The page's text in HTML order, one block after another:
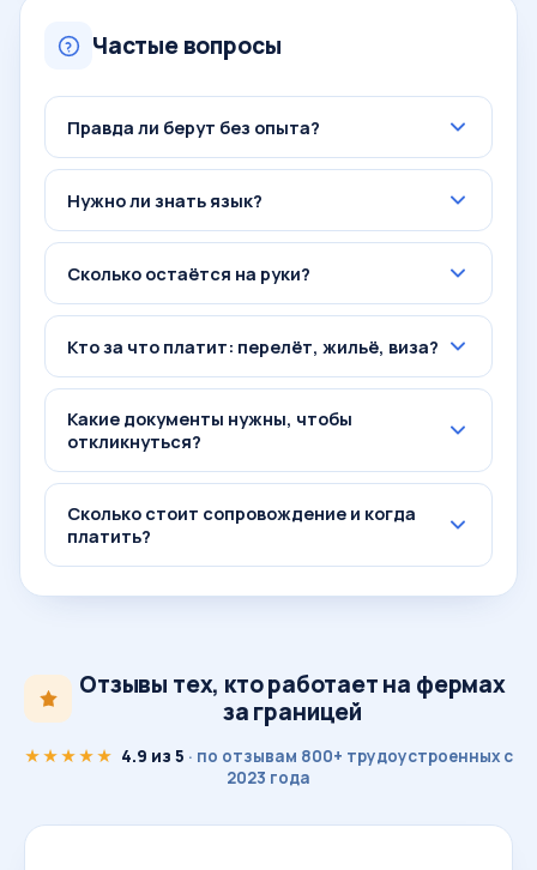
Частые вопросы
Правда ли берут без опыта?
Нужно ли знать язык?
Сколько остаётся на руки?
Кто за что платит: перелёт, жильё, виза?
Какие документы нужны, чтобы
откликнуться?
Сколько стоит сопровождение и когда
платить?
Отзывы тех, кто работает на фермах
за границей
★★★★★ 4.9 из 5 · по отзывам 800+ трудоустроенных с
2023 года